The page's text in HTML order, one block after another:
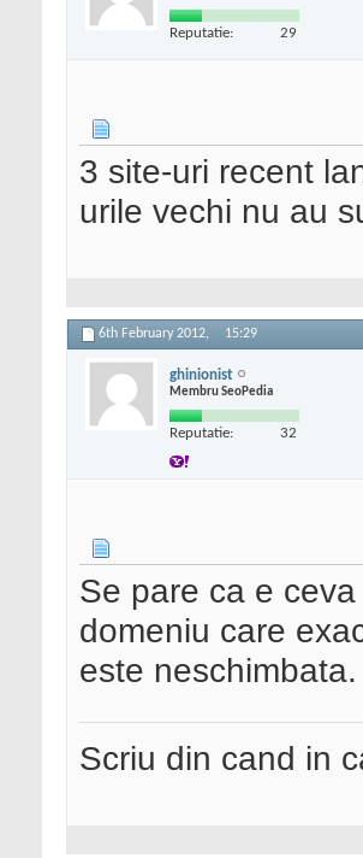
Reputatie: 29
3 site-uri recent
urile vechi nu au
6th February 2012, 15:29
ghinionist
Membru SeoPedia
Reputatie: 32
Se pare ca e
domeniu care
este neschimbata.
Scriu din cand in